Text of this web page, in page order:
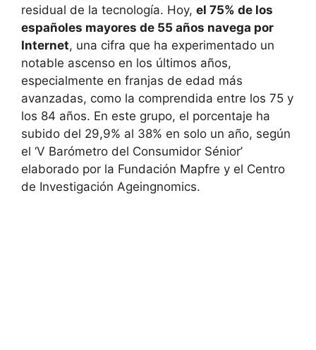
residual de la tecnología. Hoy, el 75% de los
españoles mayores de 55 años navega por
Internet, una cifra que ha experimentado un
notable ascenso en los últimos años,
especialmente en franjas de edad más
avanzadas, como la comprendida entre los 75 y
los 84 años. En este grupo, el porcentaje ha
subido del 29,9% al 38% en solo un año, según
el ‘V Barómetro del Consumidor Sénior’
elaborado por la Fundación Mapfre y el Centro
de Investigación Ageingnomics.